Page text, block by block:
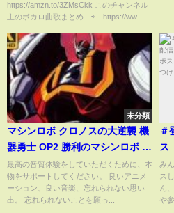
レント事務所週刊誌渡邊渚中居
君ニュース詳細中嶋優一Pフジテ
レビアナウンサー編集幹部ダウ
ンタウン松本人志
https://amzn.to/3ZMsCkk このチャンネル
主のボカロ曲歌まとめ ⇨ https://ww...
未分類
マシンロボ クロノスの大逆襲 機
器勇士 OP2 勝利のマシンロボ AI
4K 中日字幕 (MAD·AMV) (回憶
系列#40)
最高の音質体験をしていただくために、本
物をサポートしてください。 良いアニメ
ーション、良い音楽、忘れられない思い
出。 忘れられないことを願っ...
＃
ス
型
ー
で
み
ス
ん
や